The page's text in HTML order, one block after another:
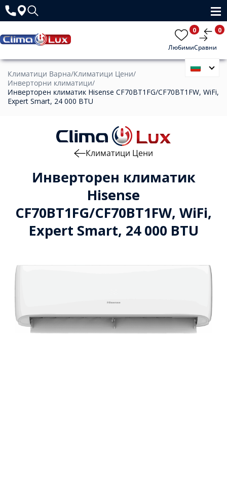
Любими
0
Сравни
0
Климатици Варна/Климатици Цени/
Инверторни климатици/
Инверторен климатик Hisense CF70BT1FG/CF70BT1FW, WiFi,
Expert Smart, 24 000 BTU
Инверторен климатик
Hisense
CF70BT1FG/CF70BT1FW, WiFi,
Expert Smart, 24 000 BTU
Климатици Цени